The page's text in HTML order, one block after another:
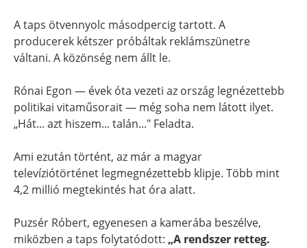
A taps ötvennyolc másodpercig tartott. A
producerek kétszer próbáltak reklámszünetre
váltani. A közönség nem állt le.
Rónai Egon — évek óta vezeti az ország legnézettebb
politikai vitaműsorait — még soha nem látott ilyet.
„Hát... azt hiszem... talán..." Feladta.
Ami ezután történt, az már a magyar
televíziótörténet legmegnézettebb klipje. Több mint
4,2 millió megtekintés hat óra alatt.
Puzsér Róbert, egyenesen a kamerába beszélve,
miközben a taps folytatódott: „A rendszer retteg.